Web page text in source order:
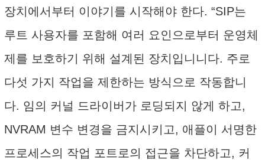
장치에서부터 이야기를 시작해야 한다. “SIP는
루트 사용자를 포함해 여러 요인으로부터 운영체
제를 보호하기 위해 설계된 장치입니니다. 주로
다섯 가지 작업을 제한하는 방식으로 작동합니
다. 임의 커널 드라이버가 로딩되지 않게 하고,
NVRAM 변수 변경을 금지시키고, 애플이 서명한
프로세스의 작업 포트로의 접근을 차단하고, 커